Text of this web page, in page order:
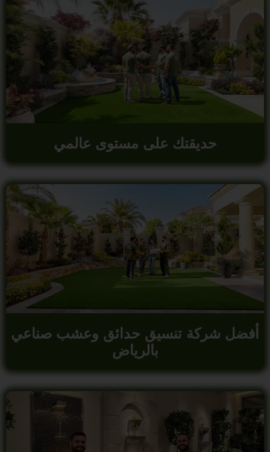
حديقتك على مستوى عالمي
أفضل شركة تنسيق حدائق وعشب صناعي
بالرياض